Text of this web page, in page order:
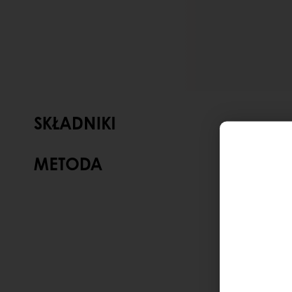
SKŁADNIKI
METODA